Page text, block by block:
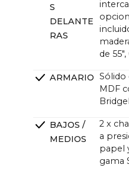
S
DELANTE
RAS
de
ARMARIO Sólido
MDF
BAJOS /
MEDIOS
2 x
a
papel
gama